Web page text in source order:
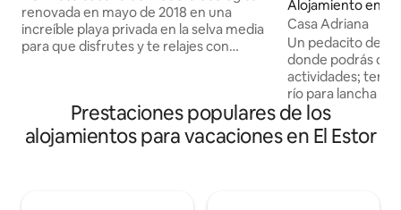
renovada en mayo de 2018 en una
increíble playa privada en la selva media
para que disfrutes y te relajes con
visto. Ubicado en Punta Brava, Izabal
junto al lago Izabal, el lago más grande
de Guatemalas, que le deleita con
Alojamiento en
Casa Adriana
Un pedacito del
donde podrás
actividades;
río para lancha
local, el puente
visitarlo para
correspondientes
Prestaciones populares de los
alojamientos para vacaciones en El Estor